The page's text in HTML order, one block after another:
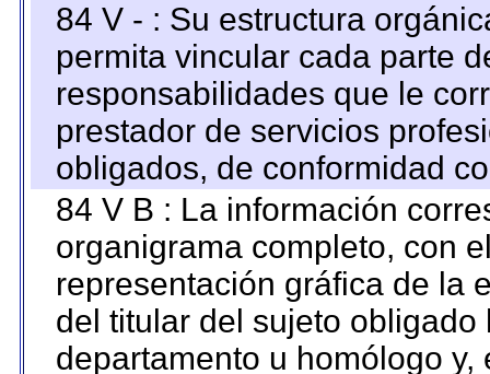
84 V - : Su estructura
permita vincular cada parte
responsabilidades que le
prestador de servicios
obligados, de conformidad
84 V B : La información
organigrama completo, con
representación gráfica de la
del titular del sujeto
departamento u homólogo